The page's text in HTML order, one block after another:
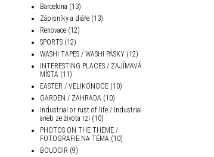
Barcelona (13)
Zápisníky a diáře (13)
Renovace (12)
SPORTS (12)
WASHI TAPES / WASHI PÁSKY (12)
INTERESTING PLACES / ZAJÍMAVÁ
MÍSTA (11)
EASTER / VELIKONOCE (10)
GARDEN / ZAHRADA (10)
Industrial or rust of life / Industrial
aneb ze života rzi (10)
PHOTOS ON THE THEME /
FOTOGRAFIE NA TÉMA (10)
BOUDOIR (9)